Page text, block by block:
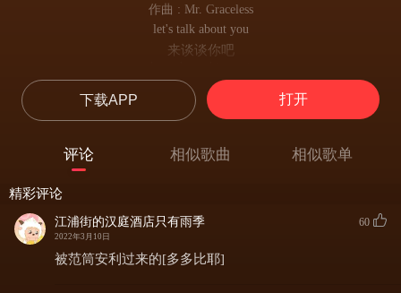
作曲 : Mr. Graceless
let's talk about you
来谈谈你吧
关于那些依然疼痛的烦恼
look at the man who loved you
看看那曾爱你的人
他爱你那可人的面容
nice things went by so fast
let's talk about you
下载APP 打开
评论 相似歌曲 相似歌单
精彩评论
江浦街的汉庭酒店只有雨季
2022年3月10日
60
被范筒安利过来的[多多比耶]